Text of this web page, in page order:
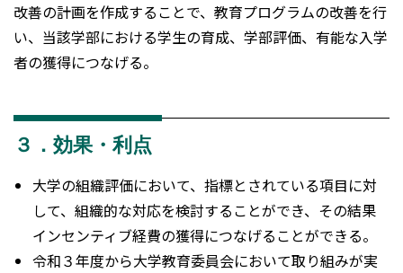
改善の計画を作成することで、教育プログラムの改善を行
い、当該学部における学生の育成、学部評価、有能な入学
者の獲得につなげる。
３．効果・利点
大学の組織評価において、指標とされている項目に対
して、組織的な対応を検討することができ、その結果
インセンティブ経費の獲得につなげることができる。
令和３年度から大学教育委員会において取り組みが実